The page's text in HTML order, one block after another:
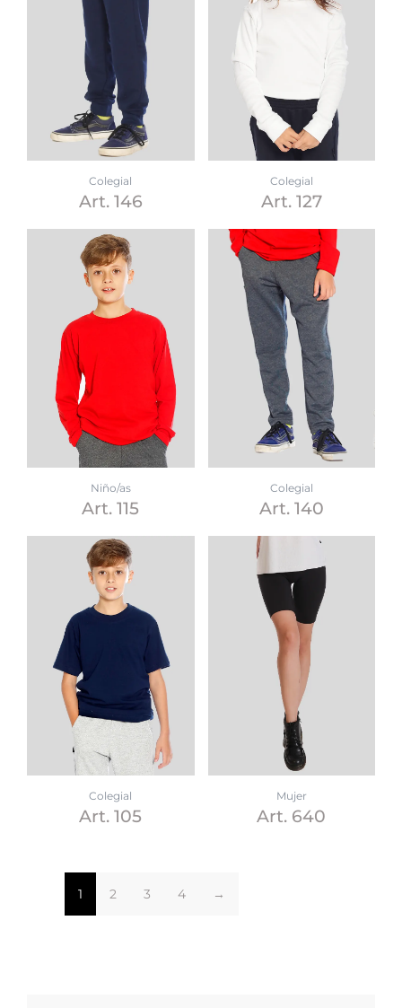
Colegial
Art. 146
Colegial
Art. 127
Niño/as
Art. 115
Colegial
Art. 140
Colegial
Art. 105
Mujer
Art. 640
1 2 3 4 →